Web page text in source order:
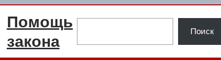
Перейти
Помощь
закона
Поиск